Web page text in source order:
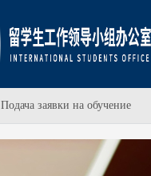
Подача заявки на обучение